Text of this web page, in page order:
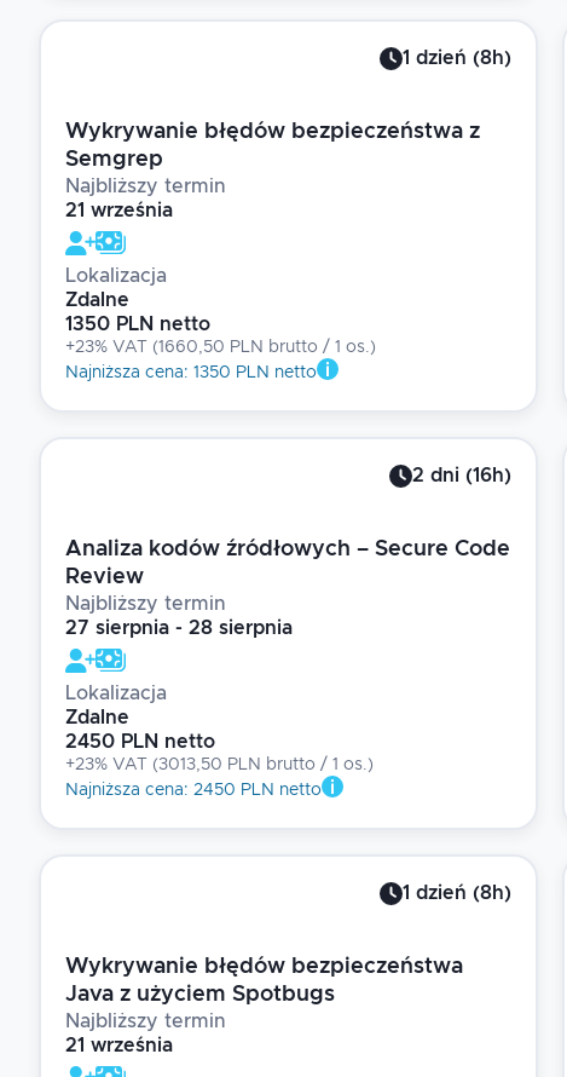
1 dzień (8h)
Wykrywanie błędów bezpieczeństwa z
Semgrep
Najbliższy termin
21 września
Lokalizacja
Zdalne
1350 PLN netto
+23% VAT (1660,50 PLN brutto / 1 os.)
Najniższa cena: 1350 PLN netto
2 dni (16h)
Analiza kodów źródłowych – Secure Code
Review
Najbliższy termin
27 sierpnia - 28 sierpnia
Lokalizacja
Zdalne
2450 PLN netto
+23% VAT (3013,50 PLN brutto / 1 os.)
Najniższa cena: 2450 PLN netto
1 dzień (8h)
Wykrywanie błędów bezpieczeństwa
Java z użyciem Spotbugs
Najbliższy termin
21 września